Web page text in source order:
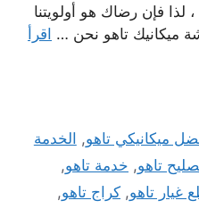
لذا فإن رضاك ​​هو أولويتنا
ميكانيك تاهو نحن …
اقرأ
ميكانيكي تاهو, الخدمة
تاهو, خدمة تاهو,
غيار تاهو, كراج تاهو,